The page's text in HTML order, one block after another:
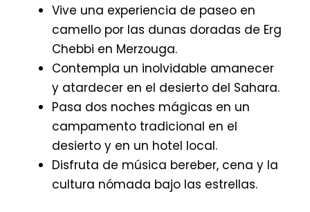
Vive una experiencia de paseo en
camello por las dunas doradas de Erg
Chebbi en Merzouga.
Contempla un inolvidable amanecer
y atardecer en el desierto del Sahara.
Pasa dos noches mágicas en un
campamento tradicional en el
desierto y en un hotel local.
Disfruta de música bereber, cena y la
cultura nómada bajo las estrellas.